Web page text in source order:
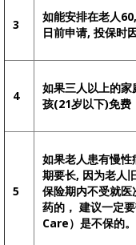
3
如能安排在老人
日前申请, 投保时
4
如果三人以上的
孩(21岁以下)免费
5
如果老人患有慢
期要长, 因为老人
保险期内不受就
药的， 建议一定
Care）是不保的。